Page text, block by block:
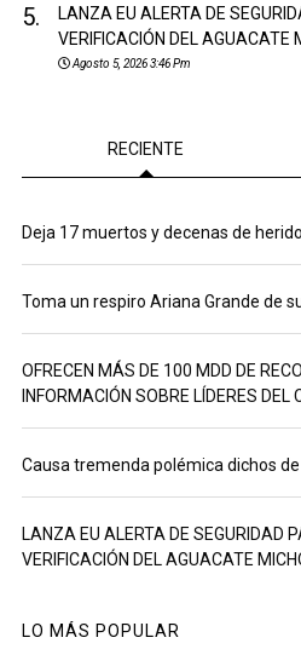
5.
LANZA EU ALERTA DE
VERIFICACIÓN DEL AGUACATE
Agosto 5, 2026 3:46 Pm
RECIENTE
Deja 17 muertos y decenas de
Toma un respiro Ariana Grande de
OFRECEN MÁS DE 100 MDD DE
INFORMACIÓN SOBRE LÍDERES DEL
Causa tremenda polémica dichos
LANZA EU ALERTA DE SEGURIDAD
VERIFICACIÓN DEL AGUACATE
LO MÁS POPULAR